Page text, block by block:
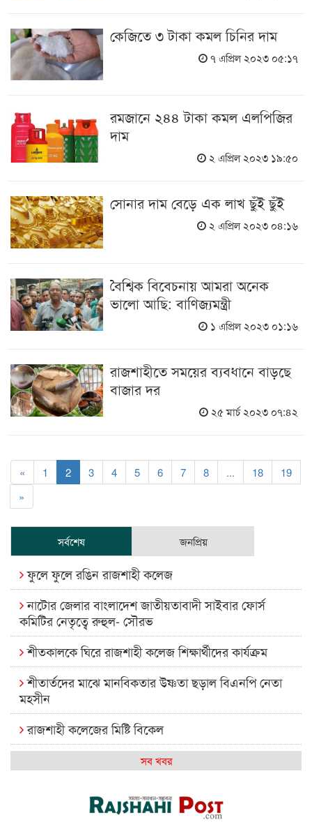
কেজিতে ৩ টাকা কমল চিনির দাম
৭ এপ্রিল ২০২৩ ০৫:১৭
রমজানে ২৪৪ টাকা কমল এলপিজির
দাম
২ এপ্রিল ২০২৩ ১৯:৫০
সোনার দাম বেড়ে এক লাখ ছুঁই ছুঁই
২ এপ্রিল ২০২৩ ০৪:১৬
বৈশ্বিক বিবেচনায় আমরা অনেক
ভালো আছি: বাণিজ্যমন্ত্রী
১ এপ্রিল ২০২৩ ০১:১৬
রাজশাহীতে সময়ের ব্যবধানে বাড়ছে
বাজার দর
২৫ মার্চ ২০২৩ ০৭:৪২
« 1 2 3 4 5 6 7 8 ... 18
19
»
সর্বশেষ জনপ্রিয়
ফুলে ফুলে রঙিন রাজশাহী কলেজ
নাটোর জেলার বাংলাদেশ জাতীয়তাবাদী সাইবার ফোর্স
কমিটির নেতৃত্বে রুহুল- সৌরভ
শীতকালকে ঘিরে রাজশাহী কলেজ শিক্ষার্থীদের কার্যক্রম
শীতার্তদের মাঝে মানবিকতার উষ্ণতা ছড়াল বিএনপি নেতা
মহসীন
রাজশাহী কলেজের মিষ্টি বিকেল
কেমন আছে আমাদের দেশের মধ্যবিত্তরা
রাজশাইন একাডেমির ফল প্রকাশ ও পুরস্কার বিতরণ
সব খবর